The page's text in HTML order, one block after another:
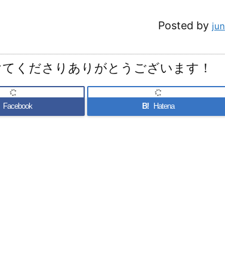
Posted by jun
くださりありがとうございます！
Facebook B! Hatena